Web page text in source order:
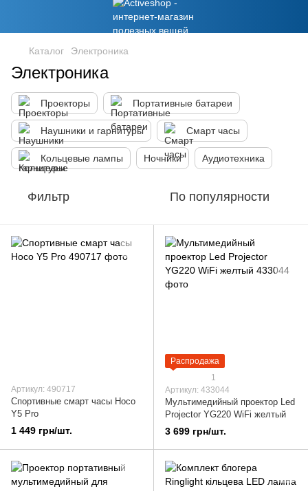
Каталог Электроника
Электроника
Проекторы Портативные батареи
Наушники и гарнитуры Смарт часы
Кольцевые лампы Ночники Аудиотехника
Фильтр По популярности
Артикул: 490717
Спортивные смарт часы Hoco
Y5 Pro
1 449 грн/шт.
Распродажа
1
Артикул: 433044
Мультимедийный проектор Led
Projector YG220 WiFi желтый
3 699 грн/шт.